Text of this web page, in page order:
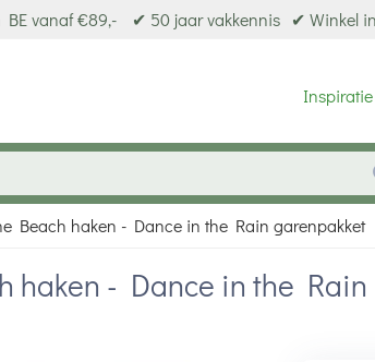
vanaf €89,- ✔ 50 jaar vakkennis ✔ Winkel
Inspiratie
Beach haken - Dance in the Rain garenpakket
haken - Dance in the Rain